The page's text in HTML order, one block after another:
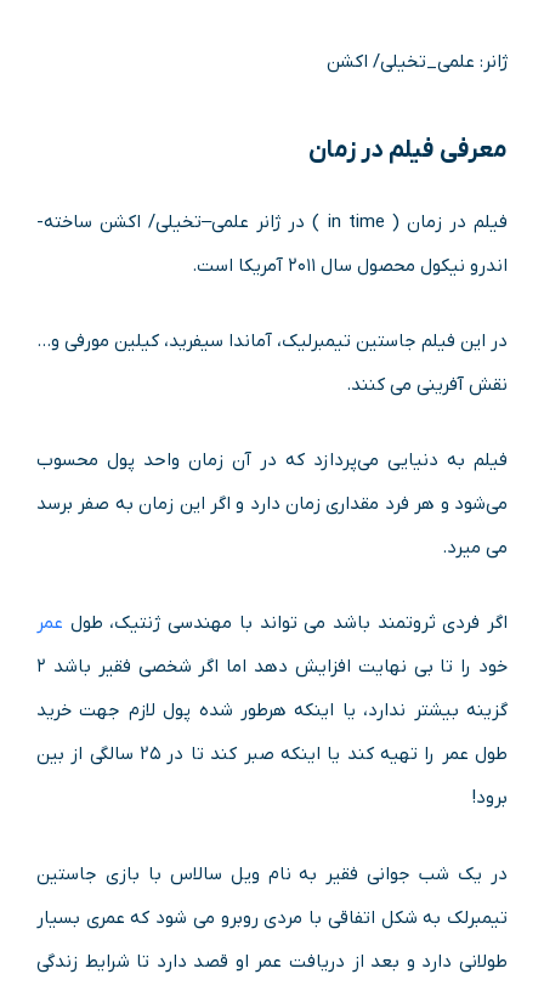
ژانر: علمی_تخیلی/ اکشن
معرفی فیلم در زمان
فیلم در زمان ( in time ) در ژانر علمی–تخیلی/ اکشن ساخته­
اندرو نیکول محصول سال ۲۰۱۱ آمریکا است.
در این فیلم جاستین تیمبرلیک، آماندا سیفرید، کیلین مورفی و…
نقش آفرینی می کنند.
فیلم به دنیایی می‌پردازد که در آن زمان واحد پول محسوب
می‌شود و هر فرد مقداری زمان دارد و اگر این زمان به صفر برسد
می میرد.
اگر فردی ثروتمند باشد می تواند با مهندسی ژنتیک، طول عمر
خود را تا بی نهایت افزایش دهد اما اگر شخصی فقیر باشد ۲
گزینه بیشتر ندارد، یا اینکه هرطور شده پول لازم جهت خرید
طول عمر را تهیه کند یا اینکه صبر کند تا در ۲۵ سالگی از بین
برود!
در یک شب جوانی فقیر به نام ویل سالاس با بازی جاستین
تیمبرلک به شکل اتفاقی با مردی روبرو می شود که عمری بسیار
طولانی دارد و بعد از دریافت عمر او قصد دارد تا شرایط زندگی